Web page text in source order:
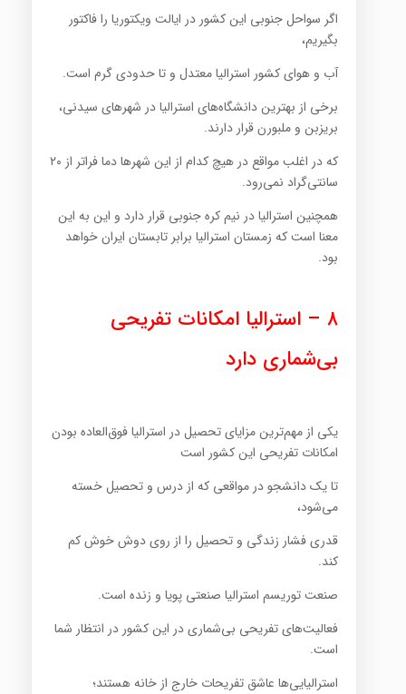
اگر سواحل جنوبی این کشور در ایالت ویکتوریا را فاکتور
بگیریم،
آب و هوای کشور استرالیا معتدل و تا حدودی گرم است.
برخی از بهترین دانشگاه‌های استرالیا در شهرهای سیدنی،
بریزبن و ملبورن قرار دارند.
که در اغلب مواقع در هیچ کدام از این شهرها دما فراتر از ۲۰
سانتی‌گراد نمی‌رود.
همچنین استرالیا در نیم کره جنوبی قرار دارد و این به این
معنا است که زمستان استرالیا برابر تابستان ایران خواهد
بود.
۸ – استرالیا امکانات تفریحی
بی‌شماری دارد
یکی از مهم‌ترین مزایای تحصیل در استرالیا فوق‌العاده بودن
امکانات تفریحی این کشور است
تا یک دانشجو در مواقعی که از درس و تحصیل خسته
می‌شود،
قدری فشار زندگی و تحصیل را از روی دوش خوش کم
کند.
صنعت توریسم استرالیا صنعتی پویا و زنده است.
فعالیت‌های تفریحی بی‌شماری در این کشور در انتظار شما
است.
استرالیایی‌ها عاشق تفریحات خارج از خانه هستند؛